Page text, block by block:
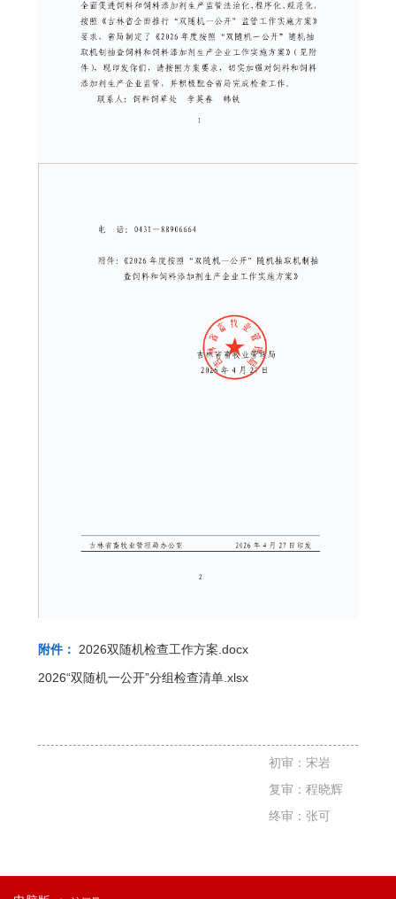
附件：
2026双随机检查工作方案.docx
2026“双随机一公开”分组检查清单.xlsx
初审：宋岩
复审：程晓辉
终审：张可